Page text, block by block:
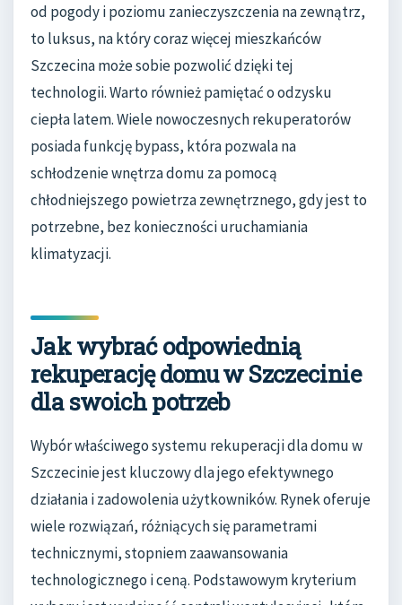
od pogody i poziomu zanieczyszczenia na zewnątrz,
to luksus, na który coraz więcej mieszkańców
Szczecina może sobie pozwolić dzięki tej
technologii. Warto również pamiętać o odzysku
ciepła latem. Wiele nowoczesnych rekuperatorów
posiada funkcję bypass, która pozwala na
schłodzenie wnętrza domu za pomocą
chłodniejszego powietrza zewnętrznego, gdy jest to
potrzebne, bez konieczności uruchamiania
klimatyzacji.
Jak wybrać odpowiednią
rekuperację domu w Szczecinie
dla swoich potrzeb
Wybór właściwego systemu rekuperacji dla domu w
Szczecinie jest kluczowy dla jego efektywnego
działania i zadowolenia użytkowników. Rynek oferuje
wiele rozwiązań, różniących się parametrami
technicznymi, stopniem zaawansowania
technologicznego i ceną. Podstawowym kryterium